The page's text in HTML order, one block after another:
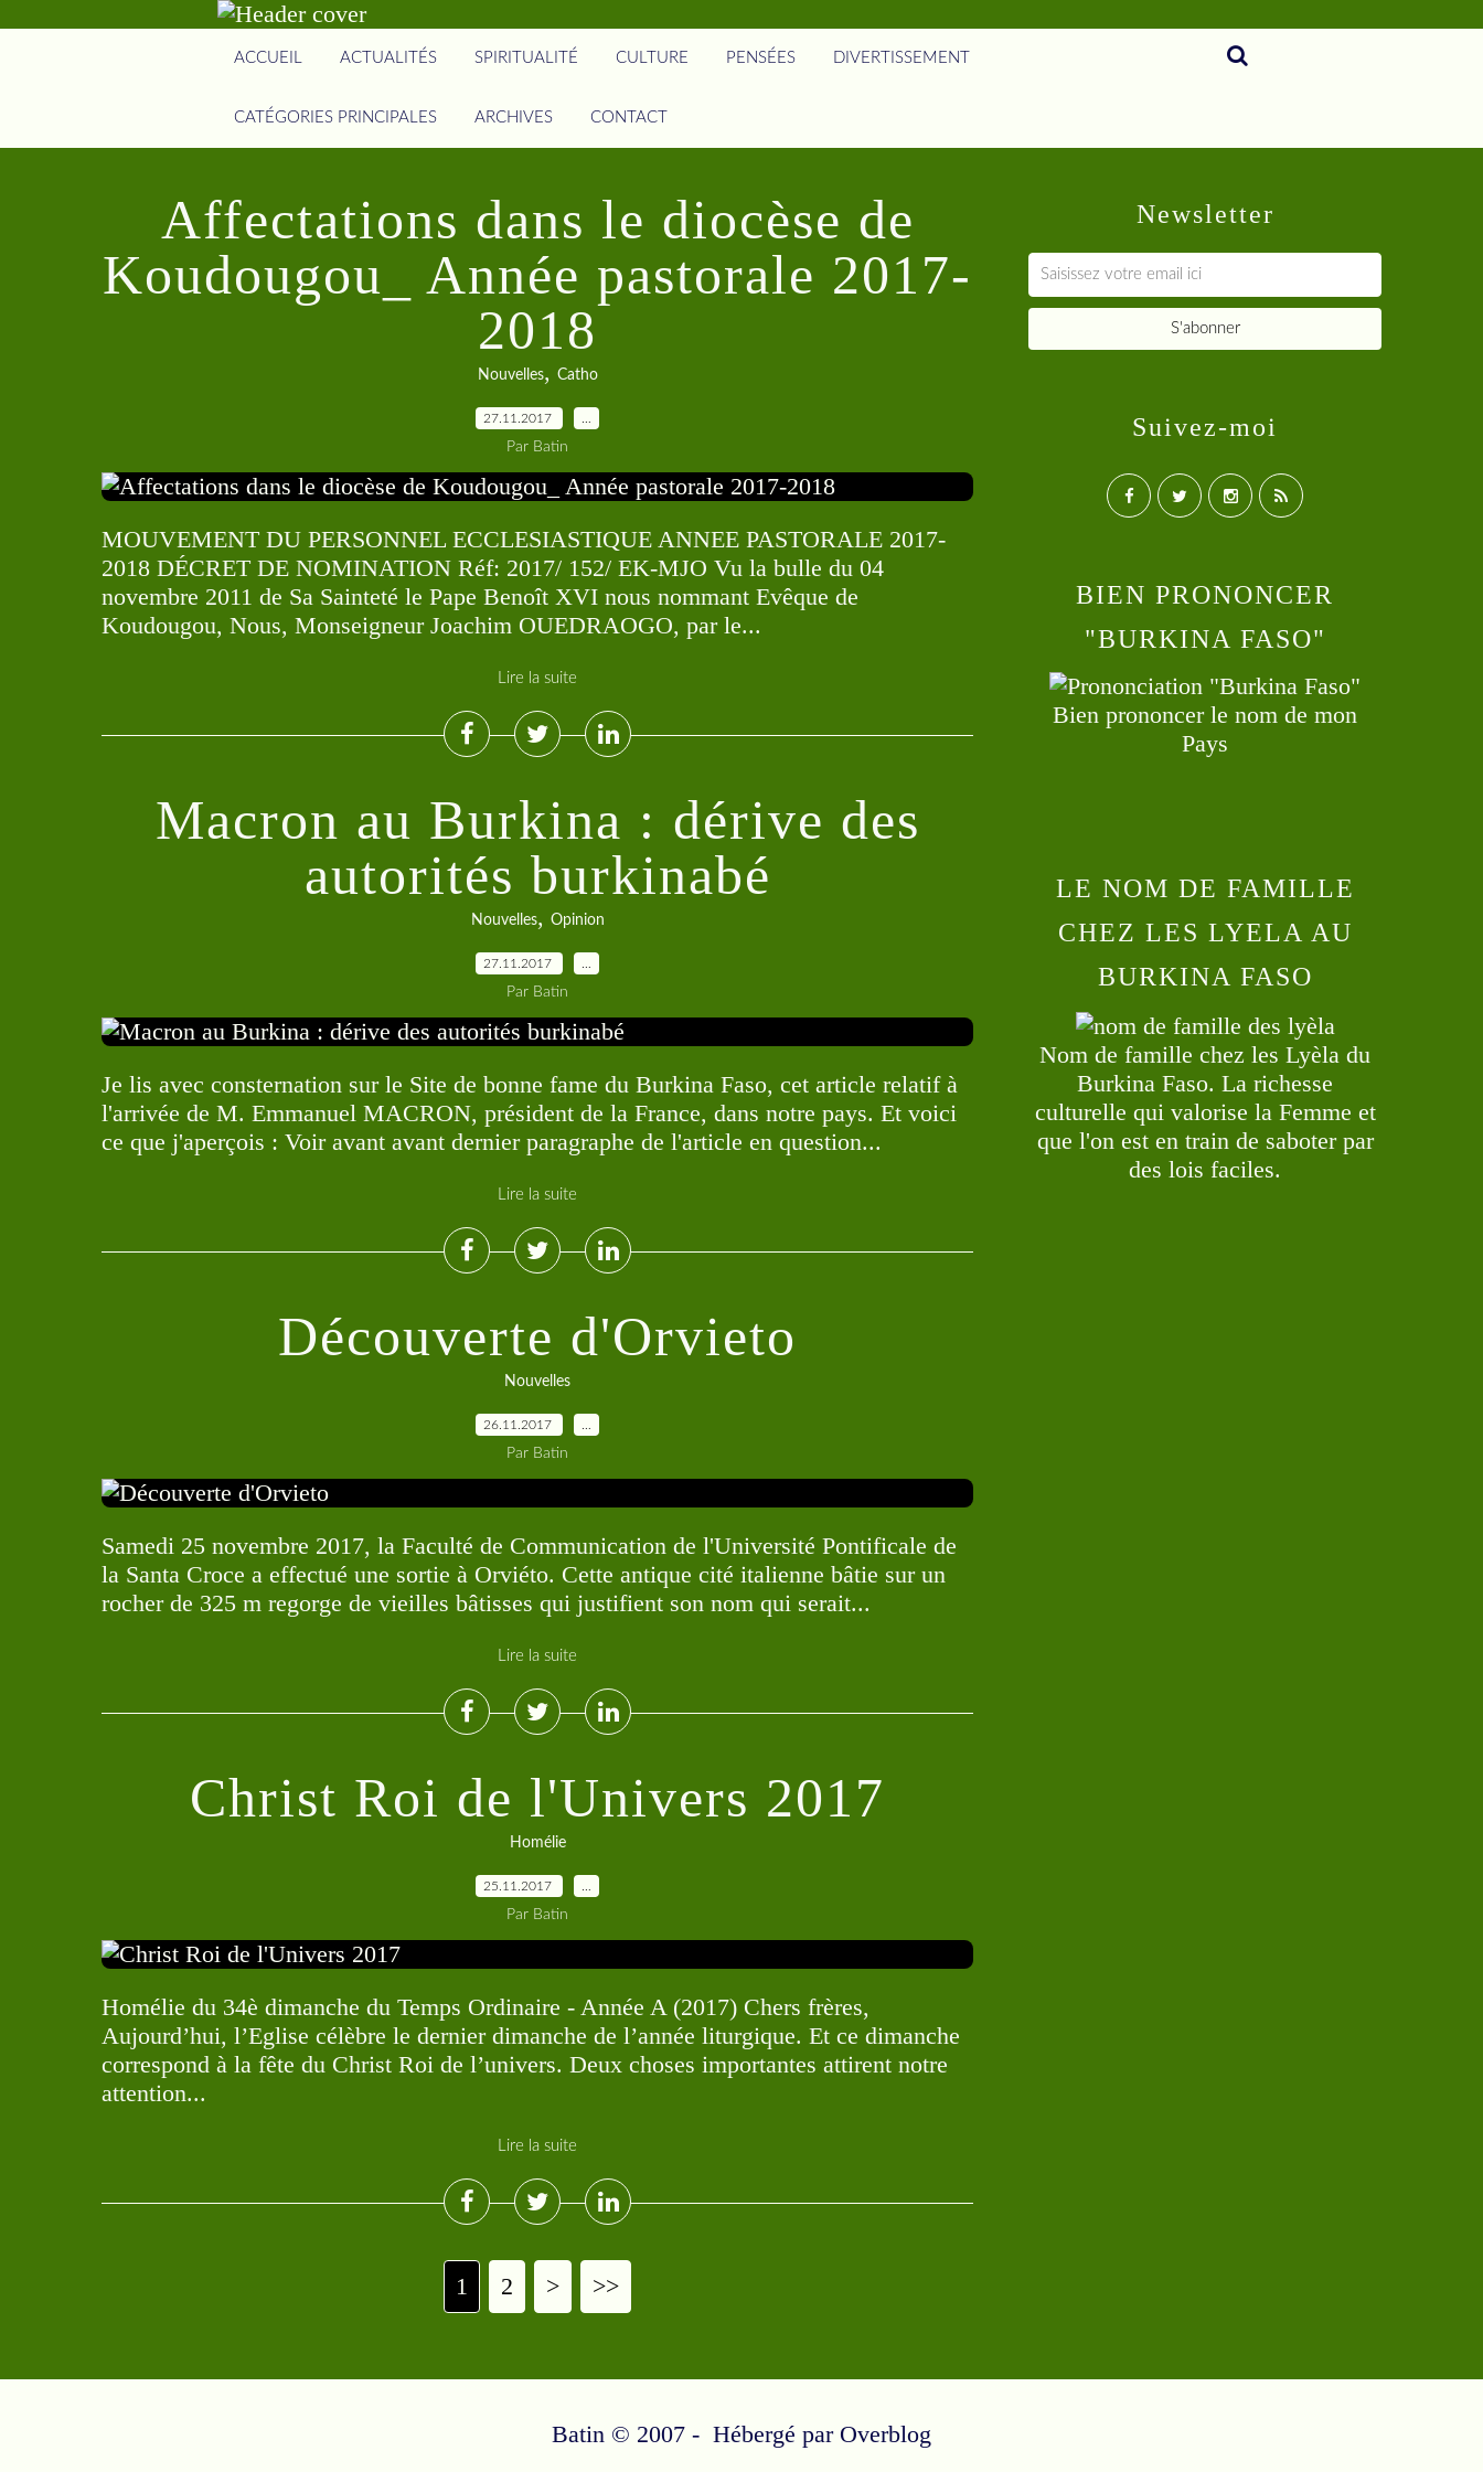
ACCUEIL ACTUALITÉS SPIRITUALITÉ CULTURE PENSÉES DIVERTISSEMENT
CATÉGORIES PRINCIPALES ARCHIVES CONTACT
Affectations dans le diocèse de
Koudougou_ Année pastorale 2017-
2018
Nouvelles, Catho
27.11.2017
Par Batin
MOUVEMENT DU PERSONNEL ECCLESIASTIQUE ANNEE PASTORALE 2017-
2018 DÉCRET DE NOMINATION Réf: 2017/ 152/ EK-MJO Vu la bulle du 04
novembre 2011 de Sa Sainteté le Pape Benoît XVI nous nommant Evêque de
Koudougou, Nous, Monseigneur Joachim OUEDRAOGO, par le...
Lire la suite
Macron au Burkina : dérive des
autorités burkinabé
Nouvelles, Opinion
27.11.2017
Par Batin
Je lis avec consternation sur le Site de bonne fame du Burkina Faso, cet article relatif à
l'arrivée de M. Emmanuel MACRON, président de la France, dans notre pays. Et voici
ce que j'aperçois : Voir avant avant dernier paragraphe de l'article en question...
Lire la suite
Découverte d'Orvieto
Nouvelles
26.11.2017
Par Batin
Samedi 25 novembre 2017, la Faculté de Communication de l'Université Pontificale de
la Santa Croce a effectué une sortie à Orviéto. Cette antique cité italienne bâtie sur un
rocher de 325 m regorge de vieilles bâtisses qui justifient son nom qui serait...
Lire la suite
Christ Roi de l'Univers 2017
Homélie
25.11.2017
Par Batin
Homélie du 34è dimanche du Temps Ordinaire - Année A (2017) Chers frères,
Aujourd’hui, l’Eglise célèbre le dernier dimanche de l’année liturgique. Et ce dimanche
correspond à la fête du Christ Roi de l’univers. Deux choses importantes attirent notre
attention...
Lire la suite
1 2 > >>
Newsletter
Suivez-moi
BIEN PRONONCER
"BURKINA FASO"
Bien prononcer le nom de mon
Pays
LE NOM DE FAMILLE
CHEZ LES LYELA AU
BURKINA FASO
Nom de famille chez les Lyèla du
Burkina Faso. La richesse
culturelle qui valorise la Femme et
que l'on est en train de saboter par
des lois faciles.
Batin © 2007 - Hébergé par Overblog